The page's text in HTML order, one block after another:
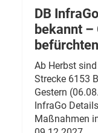
DB
bekannt –
Ab Herbst
Strecke 6153
Gestern
InfraGo
Maßnahmen